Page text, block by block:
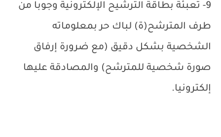
9-
تعبئة بطاقة الترشيح الإلكترونية وجوبا من
طرف المترشح(ة) لباك حر بمعلوماته
الشخصية بشكل دقيق (مع ضرورة إرفاق
صورة شخصية للمترشح) والمصادقة عليها
إلكترونيا.